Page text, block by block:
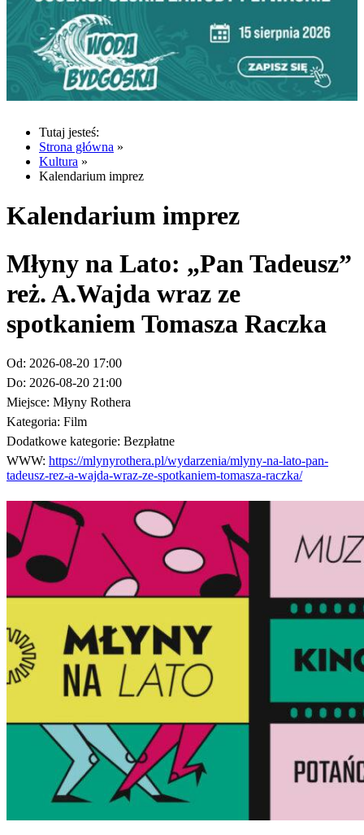
Tutaj jesteś:
Strona główna »
Kultura »
Kalendarium imprez
Kalendarium imprez
Młyny na Lato: „Pan Tadeusz”
reż. A.Wajda wraz ze
spotkaniem Tomasza Raczka
Od: 2026-08-20 17:00
Do: 2026-08-20 21:00
Miejsce: Młyny Rothera
Kategoria: Film
Dodatkowe kategorie: Bezpłatne
WWW: https://mlynyrothera.pl/wydarzenia/mlyny-na-lato-pan-
tadeusz-rez-a-wajda-wraz-ze-spotkaniem-tomasza-raczka/